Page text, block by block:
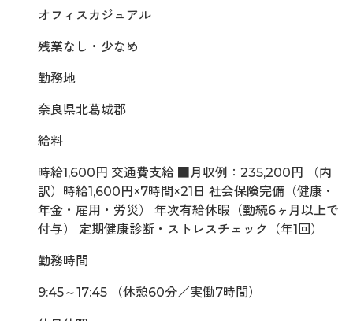
オフィスカジュアル
残業なし・少なめ
勤務地
奈良県北葛城郡
給料
時給1,600円 交通費支給 ■月収例：235,200円 （内
訳）時給1,600円×7時間×21日 社会保険完備（健康・
年金・雇用・労災） 年次有給休暇（勤続6ヶ月以上で
付与） 定期健康診断・ストレスチェック（年1回）
勤務時間
9:45～17:45 （休憩60分／実働7時間）